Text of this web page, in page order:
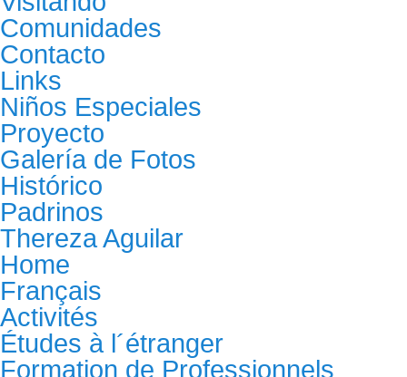
Comunidades
Contacto
Links
Niños Especiales
Proyecto
Galería de Fotos
Histórico
Padrinos
Thereza Aguilar
Home
Français
Activités
Études à l´étranger
Formation de Professionnels